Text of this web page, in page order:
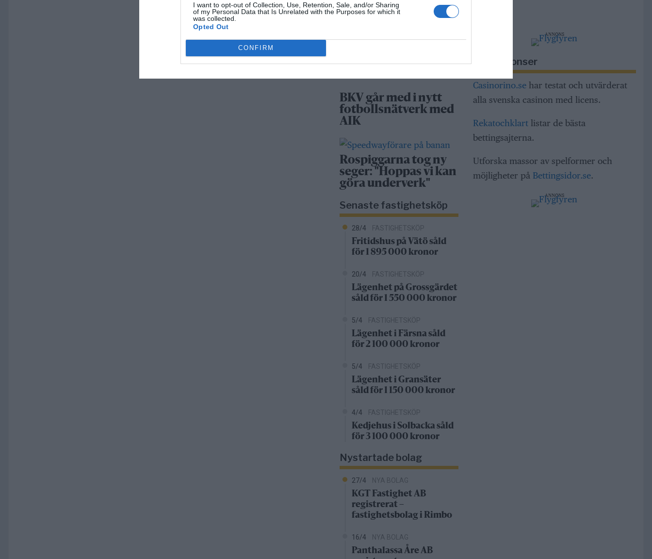
I want to opt-out of Collection, Use, Retention, Sale, and/or Sharing
of my Personal Data that Is Unrelated with the Purposes for which it
was collected.
Opted Out
CONFIRM
Rospiggarna laddar
BKV går med i nytt
fotbollsnätverk med
AIK
Rospiggarna tog ny
seger: "Hoppas vi kan
göra underverk"
Senaste fastighetsköp
28/4 FASTIGHETSKÖP
Fritidshus på Vätö såld
för 1 895 000 kronor
20/4 FASTIGHETSKÖP
Lägenhet på Grossgärdet
såld för 1 550 000 kronor
5/4 FASTIGHETSKÖP
Lägenhet i Färsna såld
för 2 100 000 kronor
5/4 FASTIGHETSKÖP
Lägenhet i Gransäter
såld för 1 150 000 kronor
4/4 FASTIGHETSKÖP
Kedjehus i Solbacka såld
för 3 100 000 kronor
Nystartade bolag
27/4 NYA BOLAG
KGT Fastighet AB
registrerat –
fastighetsbolag i Rimbo
16/4 NYA BOLAG
Panthalassa Åre AB
ANNONS
Riksannonser
Casinorino.sehar testat och utvärderat
alla svenska casinon med licens.
Rekatochklartlistar de bästa
bettingsajterna.
Utforska massor av spelformer och
möjligheter på Bettingsidor.se.
ANNONS